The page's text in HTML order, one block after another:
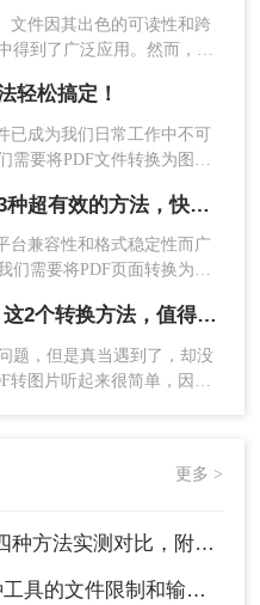
转换完成的图片。
单，且只需要将某个
可以使用截图工具来
阅读器或浏览器打开包
算机上找到截图工具
Tool、Mac系统的
截图软件（如Snagit、
文件因其出色的可读性和跨
得到了广泛应用。然而，有
持PDF格式的设备上查看。
将介绍三种常用的方法来实
轻松搞定！
已成为我们日常工作中不可
要将PDF文件转换为图片
pdf的文件如何转图片？这3种超有效的方法，快学起来
台兼容性和格式稳定性而广
们需要将PDF页面转换为图
呢？本文将介绍三种将PDF
足不同用户的需求。
PDF怎么转换成图片JPG？这2个转换方法，值得一试！
题，但是真当遇到了，却没
图片听起来很简单，因为
更多 >
测对比，附各场景最优选！
件限制和输出质量对比！